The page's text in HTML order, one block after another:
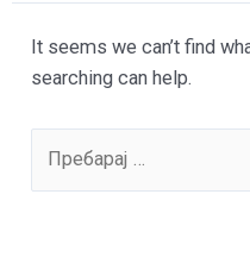
It seems we can’t find
searching can help.